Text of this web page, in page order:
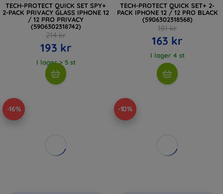
TECH-PROTECT QUICK SET SPY+
2-PACK PRIVACY GLASS IPHONE 12
/ 12 PRO PRIVACY
(5906302318742)
214 kr
193 kr
I lager > 5 st
TECH-PROTECT QUICK SET+ 2-
PACK IPHONE 12 / 12 PRO BLACK
(5906302318568)
181 kr
163 kr
I lager 4 st
-16% -10%